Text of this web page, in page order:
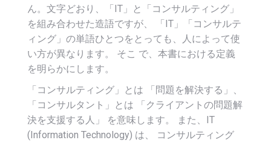
ん。文字どおり、「IT」と「コンサルティング」
を組み合わせた造語ですが、 「IT」「コンサルテ
ィング」の単語ひとつをとっても、人によって使
い方が異なります。 そこ で、本書における定義
を明らかにします。
「コンサルティング」とは 「問題を解決する」、
「コンサルタント」とは 「クライアントの問題解
決を支援する人」 を意味します。 また、IT
(Information Technology) は、 コンサルティング